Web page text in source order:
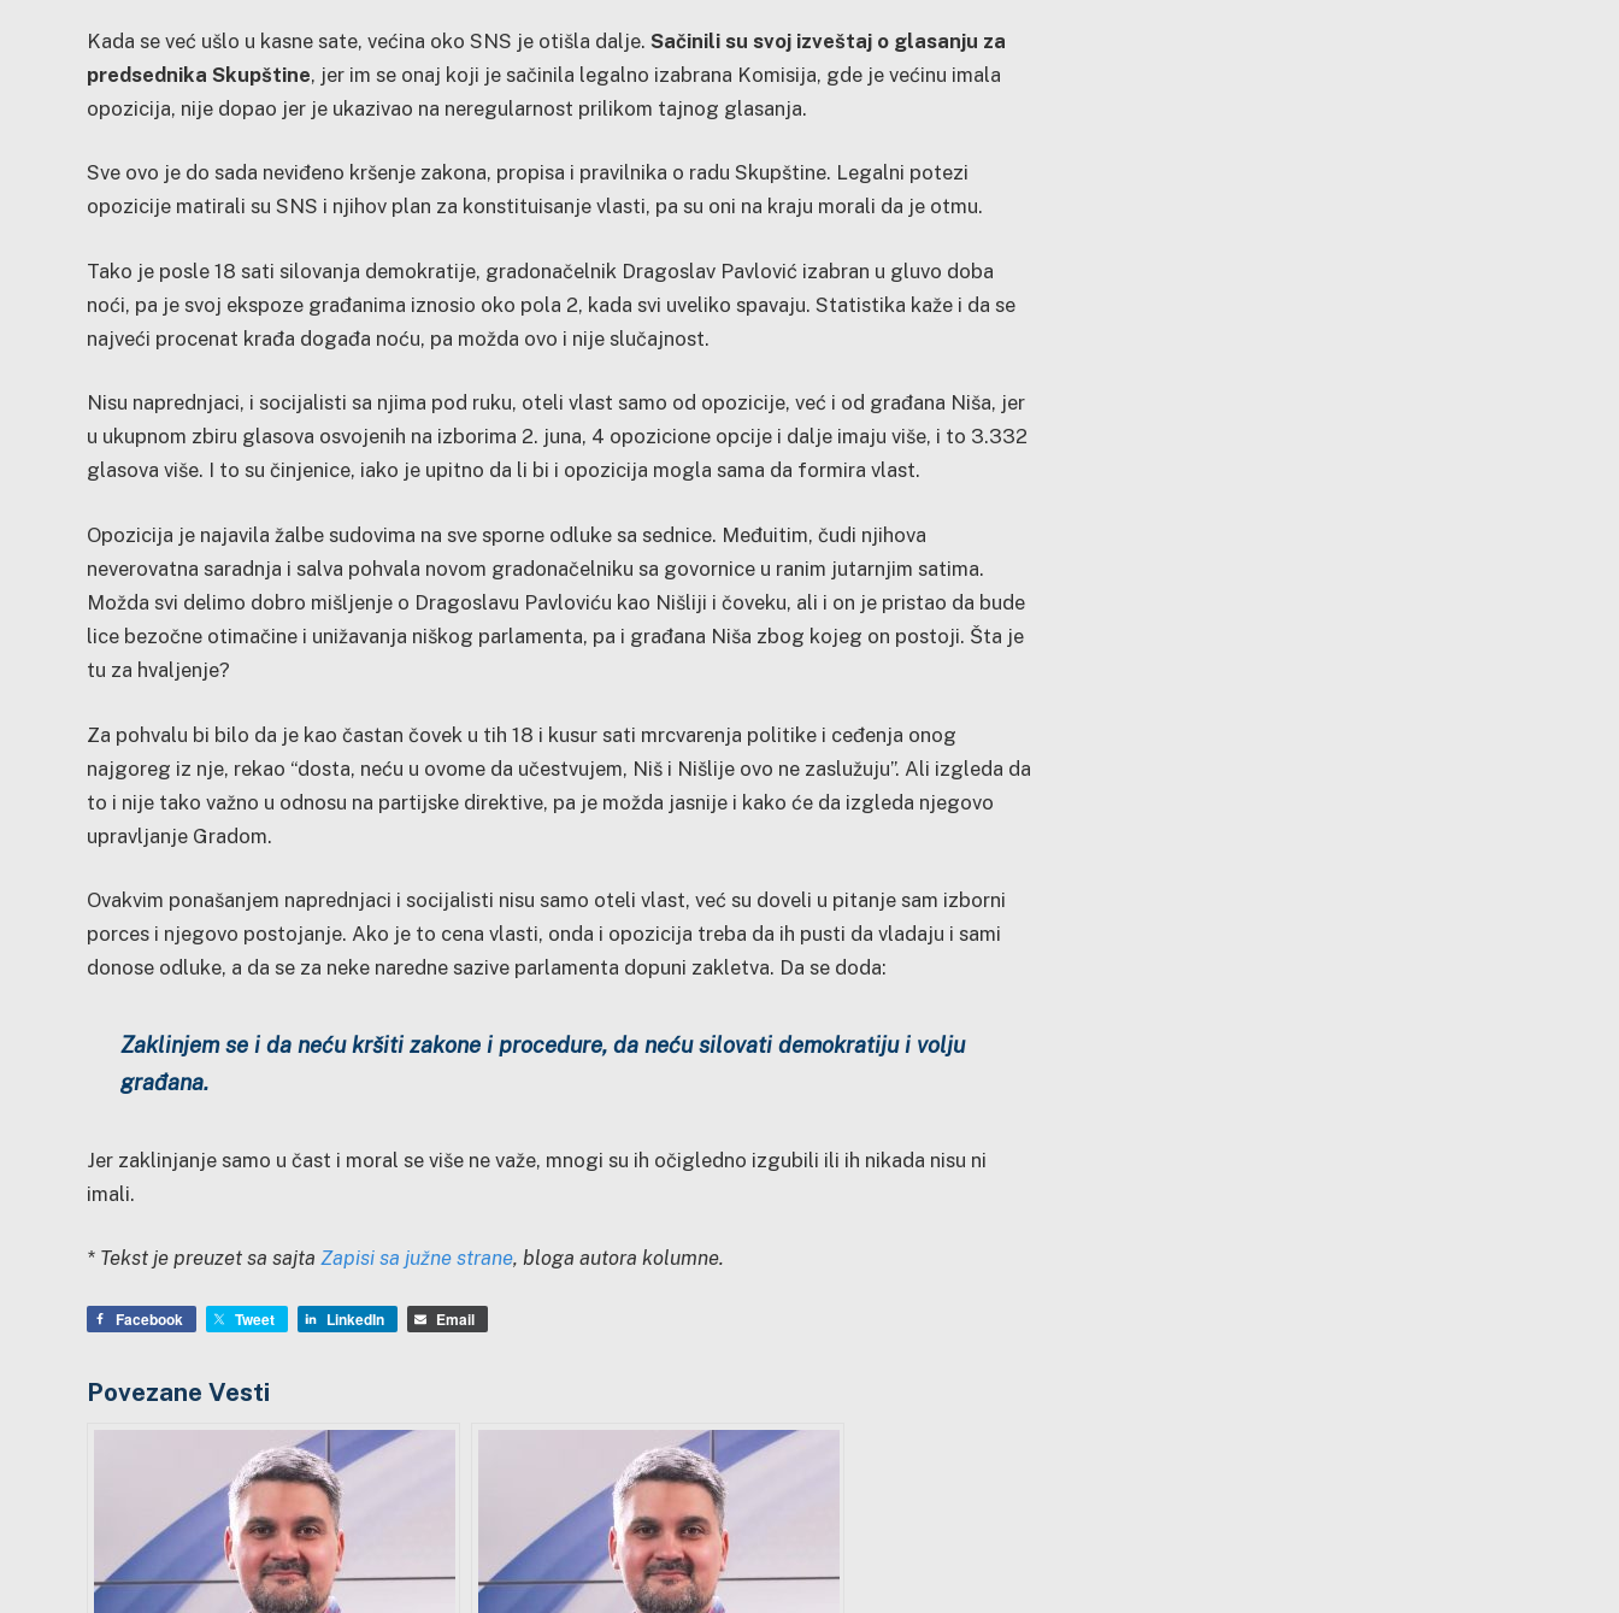
Kada se već ušlo u kasne sate, većina oko SNS je otišla dalje. Sačinili su svoj izveštaj o glasanju za
predsednika Skupštine, jer im se onaj koji je sačinila legalno izabrana Komisija, gde je većinu imala
opozicija, nije dopao jer je ukazivao na neregularnost prilikom tajnog glasanja.
Sve ovo je do sada neviđeno kršenje zakona, propisa i pravilnika o radu Skupštine. Legalni potezi
opozicije matirali su SNS i njihov plan za konstituisanje vlasti, pa su oni na kraju morali da je otmu.
Tako je posle 18 sati silovanja demokratije, gradonačelnik Dragoslav Pavlović izabran u gluvo doba
noći, pa je svoj ekspoze građanima iznosio oko pola 2, kada svi uveliko spavaju. Statistika kaže i da se
najveći procenat krađa događa noću, pa možda ovo i nije slučajnost.
Nisu naprednjaci, i socijalisti sa njima pod ruku, oteli vlast samo od opozicije, već i od građana Niša, jer
u ukupnom zbiru glasova osvojenih na izborima 2. juna, 4 opozicione opcije i dalje imaju više, i to 3.332
glasova više. I to su činjenice, iako je upitno da li bi i opozicija mogla sama da formira vlast.
Opozicija je najavila žalbe sudovima na sve sporne odluke sa sednice. Međuitim, čudi njihova
neverovatna saradnja i salva pohvala novom gradonačelniku sa govornice u ranim jutarnjim satima.
Možda svi delimo dobro mišljenje o Dragoslavu Pavloviću kao Nišliji i čoveku, ali i on je pristao da bude
lice bezočne otimačine i unižavanja niškog parlamenta, pa i građana Niša zbog kojeg on postoji. Šta je
tu za hvaljenje?
Za pohvalu bi bilo da je kao častan čovek u tih 18 i kusur sati mrcvarenja politike i ceđenja onog
najgoreg iz nje, rekao “dosta, neću u ovome da učestvujem, Niš i Nišlije ovo ne zaslužuju”. Ali izgleda da
to i nije tako važno u odnosu na partijske direktive, pa je možda jasnije i kako će da izgleda njegovo
upravljanje Gradom.
Ovakvim ponašanjem naprednjaci i socijalisti nisu samo oteli vlast, već su doveli u pitanje sam izborni
porces i njegovo postojanje. Ako je to cena vlasti, onda i opozicija treba da ih pusti da vladaju i sami
donose odluke, a da se za neke naredne sazive parlamenta dopuni zakletva. Da se doda:
Zaklinjem se i da neću kršiti zakone i procedure, da neću silovati demokratiju i volju
građana.
Jer zaklinjanje samo u čast i moral se više ne važe, mnogi su ih očigledno izgubili ili ih nikada nisu ni
imali.
* Tekst je preuzet sa sajta Zapisi sa južne strane, bloga autora kolumne.
Facebook Tweet LinkedIn Email
Povezane Vesti